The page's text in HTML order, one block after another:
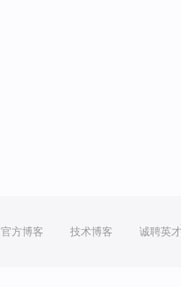
官方博客 技术博客 诚聘英才